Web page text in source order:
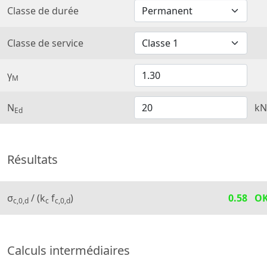
Classe de durée
Classe de service
γM
NEd kN
Résultats
σc,0,d / (kc fc,0,d) 0.58
Calculs intermédiaires